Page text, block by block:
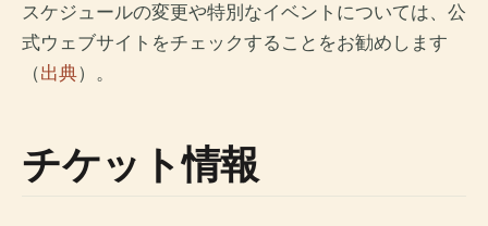
スケジュールの変更や特別なイベントについては、公
式ウェブサイトをチェックすることをお勧めします
（出典）。
チケット情報